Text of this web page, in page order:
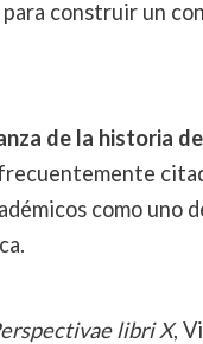
para construir un
de la historia
como uno
libri X,